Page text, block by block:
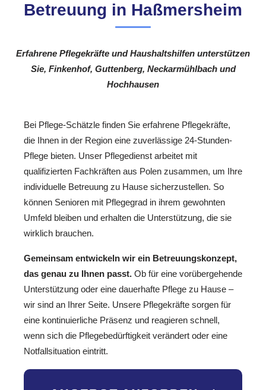
Betreuung in Haßmersheim
Erfahrene Pflegekräfte und Haushaltshilfen unterstützen
Sie, Finkenhof, Guttenberg, Neckarmühlbach und
Hochhausen
Bei Pflege-Schätzle finden Sie erfahrene Pflegekräfte,
die Ihnen in der Region eine zuverlässige 24-Stunden-
Pflege bieten. Unser Pflegedienst arbeitet mit
qualifizierten Fachkräften aus Polen zusammen, um Ihre
individuelle Betreuung zu Hause sicherzustellen. So
können Senioren mit Pflegegrad in ihrem gewohnten
Umfeld bleiben und erhalten die Unterstützung, die sie
wirklich brauchen.
Gemeinsam entwickeln wir ein Betreuungskonzept,
das genau zu Ihnen passt. Ob für eine vorübergehende
Unterstützung oder eine dauerhafte Pflege zu Hause –
wir sind an Ihrer Seite. Unsere Pflegekräfte sorgen für
eine kontinuierliche Präsenz und reagieren schnell,
wenn sich die Pflegebedürftigkeit verändert oder eine
Notfallsituation eintritt.